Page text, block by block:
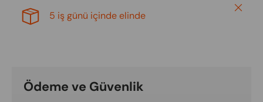
5 iş günü içinde elinde
Close
Ödeme ve Güvenlik